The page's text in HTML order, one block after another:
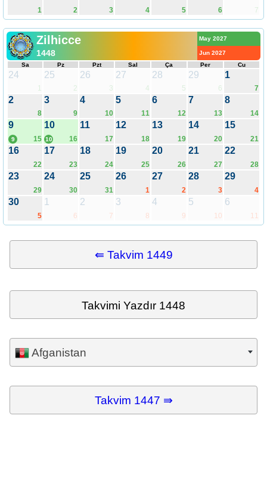
1 2 3 4 5 6 7
Zilhicce
1448
May 2027
Jun 2027
Sa
Pz Pzt Sal Ça Per Cu
24
1
25
2
26
3
27
4
28
5
29
6
1
7
2
8
3
9
4
10
5
11
6
12
7
13
8
14
9
15
9
10
16
10
11
17
12
18
13
19
14
20
15
21
16
22
17
23
18
24
19
25
20
26
21
27
22
28
23
29
24
30
25
31
26
1
27
2
28
3
29
4
30
5
1
6
2
7
3
8
4
9
5
10
6
11
⇚ Takvim 1449
Takvimi Yazdır 1448
Afganistan
Takvim 1447 ⇛